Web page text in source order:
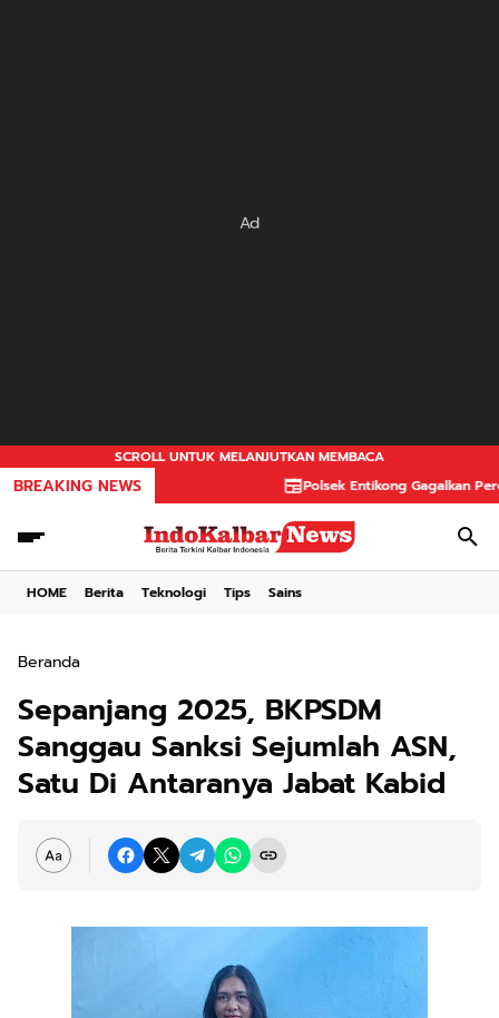
Ad
SCROLL UNTUK MELANJUTKAN MEMBACA
BREAKING NEWS Polsek Entikong Gagalkan
HOME Berita Teknologi Tips Sains
Beranda
Sepanjang 2025, BKPSDM
Sanggau Sanksi Sejumlah ASN,
Satu Di Antaranya Jabat Kabid